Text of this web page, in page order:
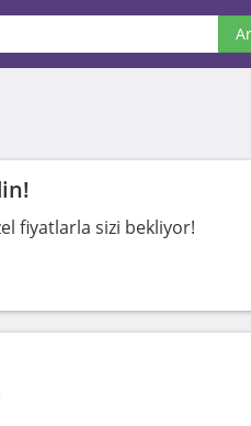
fiyatlarla sizi bekliyor!